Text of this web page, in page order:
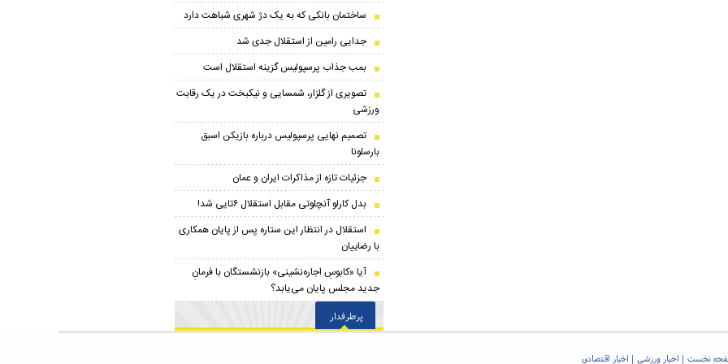
ساختمان بانکی که به یک دژ شهری شباهت دارد
جدایی رامین از استقلال جدی شد
بمب جذاب پرسپولیس گزینه استقلال است
تصویری از گلزار، شمسایی و نیکبخت در یک رقابت
ورزشی
تصمیم نهایی پرسپولیس درباره بازیکن اسبق
بارسلونا
جزئیات تازه از مذاکرات ایران و عمان
بدل کارلو آنچلوتی مقابل استقلال ۶تایی شد!
استقلال در انتظار این ستاره پس از پایان همکاری
با رضاییان
آیا «کابوسِ اجاره‌نشینی» بازنشستگان با فرمانِ
جدید مجلس پایان می‌یابد؟
پرطرفدار
نخست اخبار ورزشی اخبار اقتصادی